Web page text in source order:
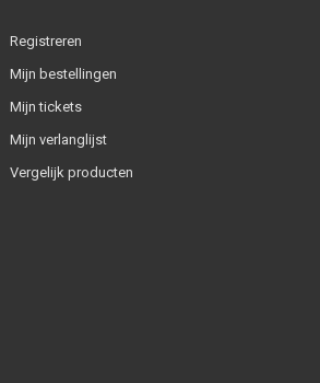
Registreren
Mijn bestellingen
Mijn tickets
Mijn verlanglijst
Vergelijk producten